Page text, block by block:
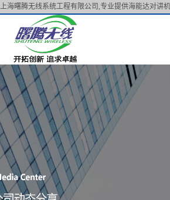
上海曙腾无线系统工程有限公司,专业提供海能达对讲